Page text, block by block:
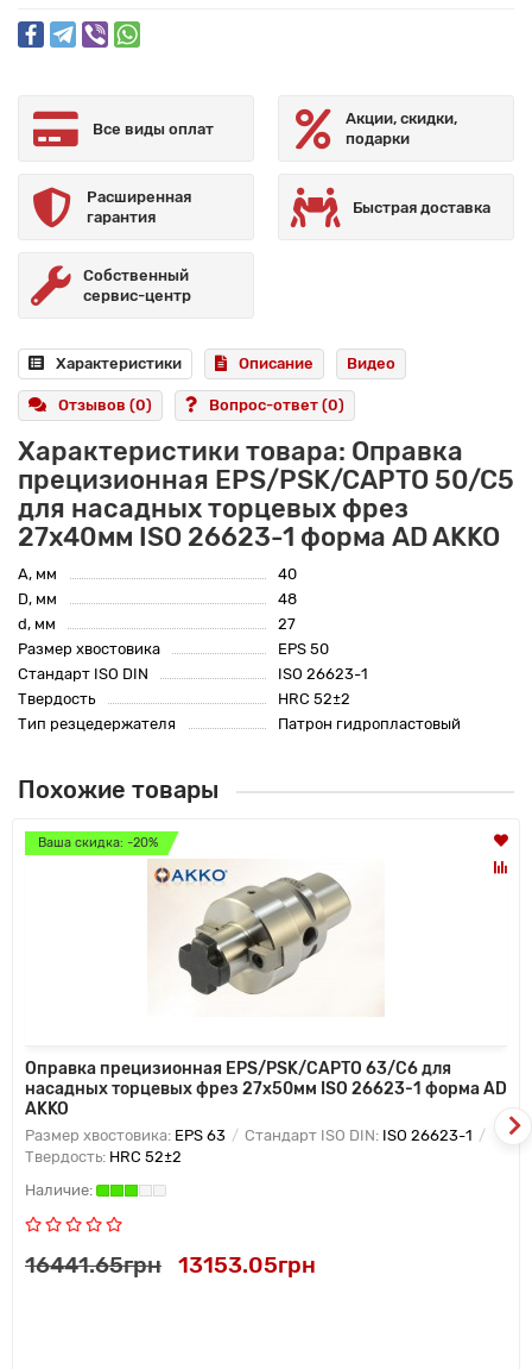
Все виды оплат
Акции, скидки,
подарки
Расширенная
гарантия
Быстрая доставка
Собственный
сервис-центр
Характеристики Описание Видео
Отзывов (0) Вопрос-ответ (0)
Характеристики товара: Оправка
прецизионная EPS/PSK/CAPTO 50/C5
для насадных торцевых фрез
27x40мм ISO 26623-1 форма AD AKKO
A, мм
40
D, мм
48
d, мм
27
Размер хвостовика
EPS 50
Стандарт ISO DIN
ISO 26623-1
Твердость
HRC 52±2
Тип резцедержателя
Патрон гидропластовый
Похожие товары
Ваша скидка: -20%
Оправка прецизионная EPS/PSK/CAPTO 63/C6 для
насадных торцевых фрез 27x50мм ISO 26623-1 форма AD
AKKO
Размер хвостовика: EPS 63 Стандарт ISO DIN: ISO 26623-1
Твердость: HRC 52±2
16441.65грн 13153.05грн